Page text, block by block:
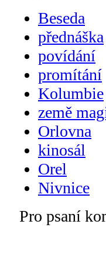
Beseda
přednáška
povídání
promítání
Kolumbie
země
Orlovna
kinosál
Orel
Nivnice
Pro psaní